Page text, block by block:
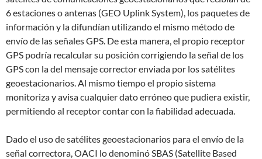
6 estaciones o antenas (GEO Uplink System), los paquetes de
información y la difundían utilizando el mismo método de
envío de las señales GPS. De esta manera, el propio receptor
GPS podría recalcular su posición corrigiendo la señal de los
GPS con la del mensaje corrector enviada por los satélites
geoestacionarios. Al mismo tiempo el propio sistema
monitoriza y avisa cualquier dato erróneo que pudiera existir,
permitiendo al receptor contar con la fiabilidad adecuada.
Dado el uso de satélites geoestacionarios para el envío de la
señal correctora, OACI lo denominó SBAS (Satellite Based